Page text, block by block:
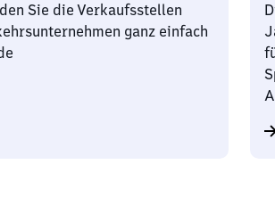
Sie die Verkaufsstellen
ganz einfach